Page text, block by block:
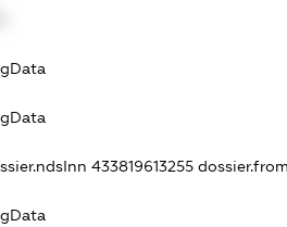
433819613255dossier.from